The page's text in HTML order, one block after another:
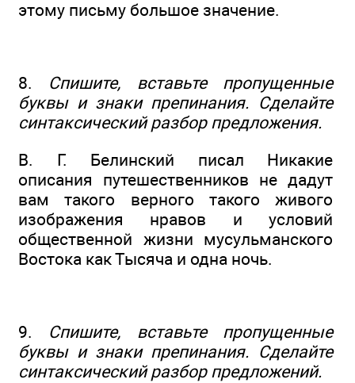
этому письму большое значение.
8. Спишите, вставьте пропущенные
буквы и знаки препинания. Сделайте
синтаксический разбор предложения.
В. Г. Белинский писал Никакие
описания путешественников не дадут
вам такого верного такого живого
изображения нравов и условий
общественной жизни мусульманского
Востока как Тысяча и одна ночь.
9. Спишите, вставьте пропущенные
буквы и знаки препинания. Сделайте
синтаксический разбор предложений.